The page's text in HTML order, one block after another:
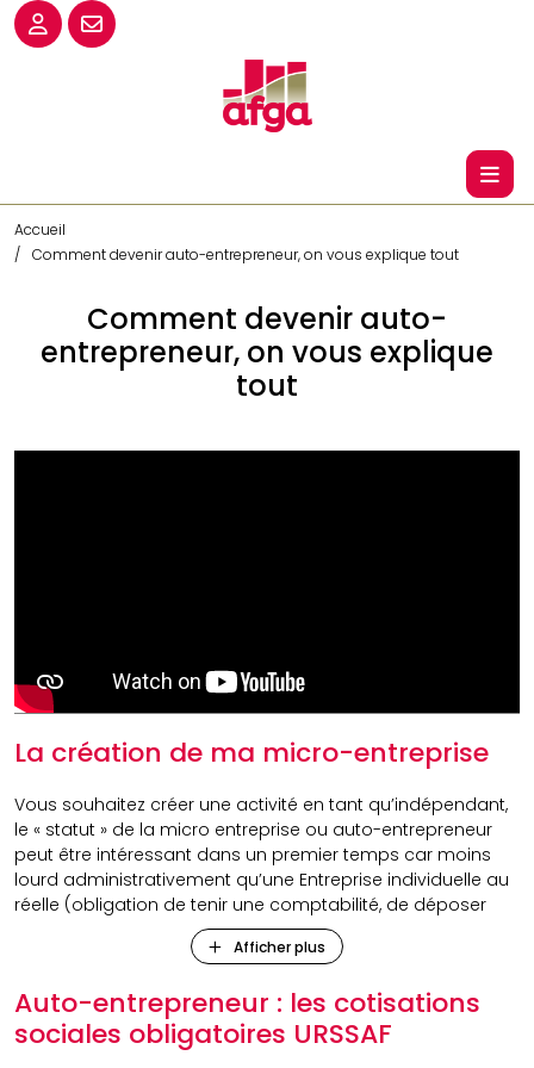
Accueil
Comment devenir auto-entrepreneur, on vous explique tout
Comment devenir auto-
entrepreneur, on vous explique
tout
La création de ma micro-entreprise
Vous souhaitez créer une activité en tant qu’indépendant,
le « statut » de la micro entreprise ou auto-entrepreneur
peut être intéressant dans un premier temps car moins
lourd administrativement qu’une Entreprise individuelle au
réelle (obligation de tenir une comptabilité, de déposer
une liasse fiscale annuelle…) ou qu’une société (SARL, SASU,
….) (obligations juridiques supplémentaires tels que de
les comptes au greffe du tribunal de commerce ….)
Dorénavant toutes des entreprises doivent réaliser leurs
Afficher plus
Auto-entrepreneur : les cotisations
sociales obligatoires URSSAF